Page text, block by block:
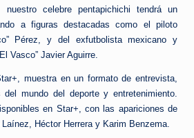
celebre pentapichichi tendrá un
a figuras destacadas como el piloto
Pérez, y del exfutbolista mexicano y
Vasco” Javier Aguirre.
muestra en un formato de entrevista,
mundo del deporte y entretenimiento.
en Star+, con las apariciones de
Héctor Herrera y Karim Benzema.